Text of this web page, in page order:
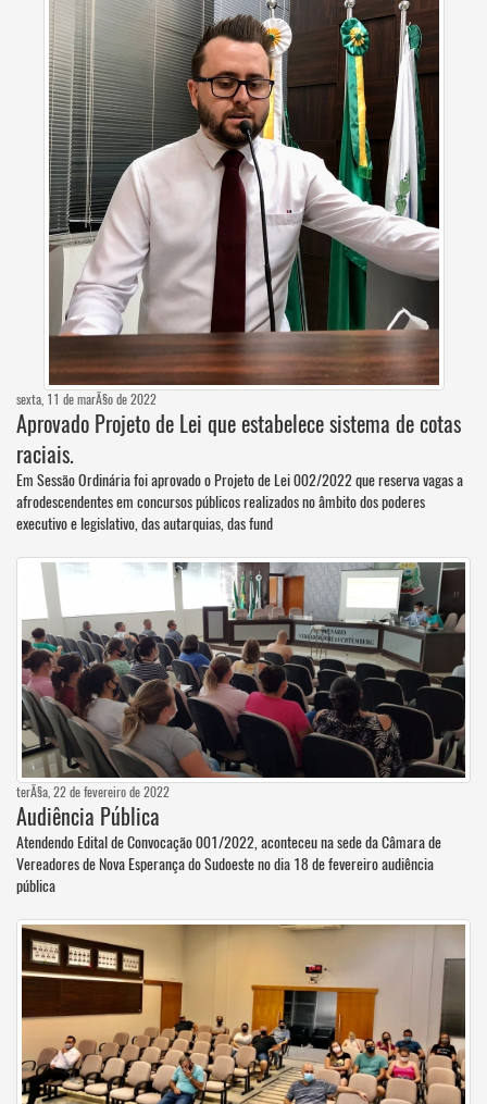
sexta, 11 de marÃ§o de 2022
Aprovado Projeto de Lei que estabelece sistema de cotas
raciais.
Em Sessão Ordinária foi aprovado o Projeto de Lei 002/2022 que reserva vagas a
afrodescendentes em concursos públicos realizados no âmbito dos poderes
executivo e legislativo, das autarquias, das fund
terÃ§a, 22 de fevereiro de 2022
Audiência Pública
Atendendo Edital de Convocação 001/2022, aconteceu na sede da Câmara de
Vereadores de Nova Esperança do Sudoeste no dia 18 de fevereiro audiência
pública